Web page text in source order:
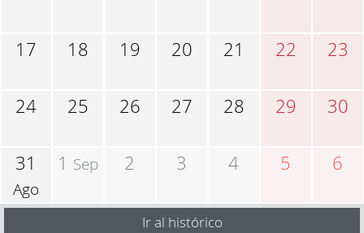
17 18 19 20 21 22 23
24 25 26 27 28 29 30
31
Ago
1 Sep 2 3 4 5 6
Ir al histórico